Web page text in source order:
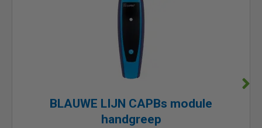
BLAUWE LIJN CAPBs module
handgreep